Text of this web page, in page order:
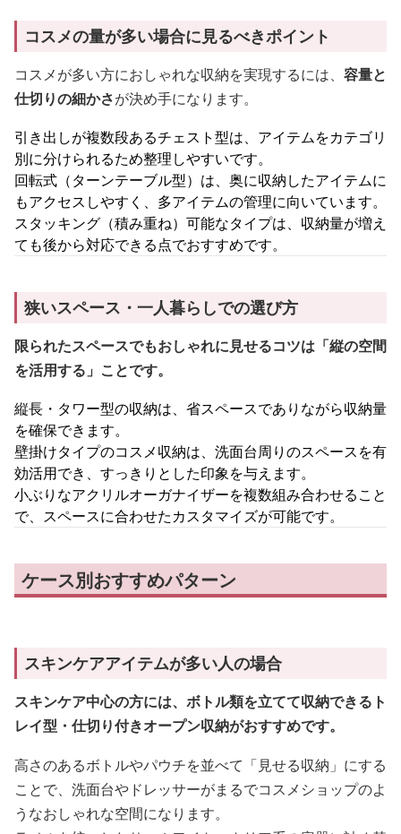
コスメの量が多い場合に見るべきポイント
コスメが多い方におしゃれな収納を実現するには、 容量と
仕切りの細かさが決め手になります。
引き出しが複数段あるチェスト型は、アイテムをカテゴリ
別に分けられるため整理しやすいです。
回転式（ターンテーブル型）は、奥に収納したアイテムに
もアクセスしやすく、多アイテムの管理に向いています。
スタッキング（積み重ね）可能なタイプは、収納量が増え
ても後から対応できる点でおすすめです。
狭いスペース・一人暮らしでの選び方
限られたスペースでもおしゃれに見せるコツは「縦の空間
を活用する」ことです。
縦長・タワー型の収納は、省スペースでありながら収納量
を確保できます。
壁掛けタイプのコスメ収納は、洗面台周りのスペースを有
効活用でき、すっきりとした印象を与えます。
小ぶりなアクリルオーガナイザーを複数組み合わせること
で、スペースに合わせたカスタマイズが可能です。
ケース別おすすめパターン
スキンケアアイテムが多い人の場合
スキンケア中心の方には、ボトル類を立てて収納できるト
レイ型・仕切り付きオープン収納がおすすめです。
高さのあるボトルやパウチを並べて「見せる収納」にする
ことで、洗面台やドレッサーがまるでコスメショップのよ
うなおしゃれな空間になります。